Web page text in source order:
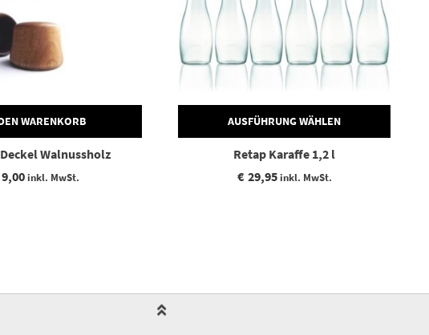
WARENKORB
Deckel Walnussholz
9,00 inkl. MwSt.
AUSFÜHRUNG WÄHLEN
Retap Karaffe 1,2 l
€ 29,95 inkl. MwSt.